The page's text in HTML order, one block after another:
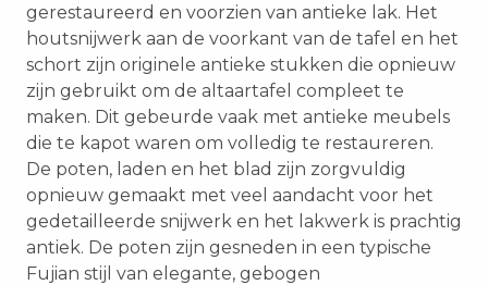
gerestaureerd en voorzien van antieke lak. Het
houtsnijwerk aan de voorkant van de tafel en het
schort zijn originele antieke stukken die opnieuw
zijn gebruikt om de altaartafel compleet te
maken. Dit gebeurde vaak met antieke meubels
die te kapot waren om volledig te restaureren.
De poten, laden en het blad zijn zorgvuldig
opnieuw gemaakt met veel aandacht voor het
gedetailleerde snijwerk en het lakwerk is prachtig
antiek. De poten zijn gesneden in een typische
Fujian stijl van elegante, gebogen